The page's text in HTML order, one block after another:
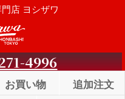
店 ヨシザワ
4996
お買い物
追加注文